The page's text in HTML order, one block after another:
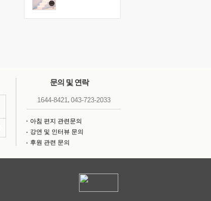
문의 및 연락
1644-8421, 043-723-2033
아침 편지 관련문의
강연 및 인터뷰 문의
후원 관련 문의